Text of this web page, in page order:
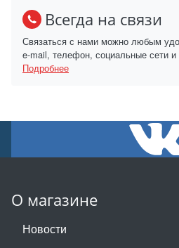
Всегда на связи
Связаться с нами можно любым
e-mail, телефон, социальные сети
Подробнее
О магазине
Новости